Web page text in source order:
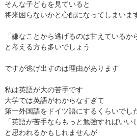
そんな子どもを見ていると
将来困らないかと心配になってしまいま
「嫌なことから逃げるのは甘えているか
と考える方も多いでしょう
ですが逃げ出すのは理由があります
私は英語が大の苦手です
大学では英語がわからなすぎて
第一外国語をドイツ語にするくらいでし
「英語が苦手ならもっと勉強すればいい
と思われるかもしれませんが